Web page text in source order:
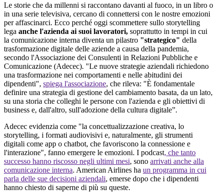
Le storie che da millenni si raccontano davanti al fuoco, in un libro o
in una serie televisiva, cercano di connettersi con le nostre emozioni
per affascinarci. Ecco perché oggi scommettere sullo storytelling
lega anche l'azienda ai suoi lavoratori, soprattutto in tempi in cui
la comunicazione interna diventa un pilastro "strategico" della
trasformazione digitale delle aziende a causa della pandemia,
secondo l'Associazione dei Consulenti in Relazioni Pubbliche e
Comunicazione (Adecec). "Le nuove strategie aziendali richiedono
una trasformazione nei comportamenti e nelle abitudini dei
dipendenti", spiega l'associazione, che rileva: "È fondamentale
definire una strategia di gestione del cambiamento basata, da un lato,
su una storia che colleghi le persone con l'azienda e gli obiettivi di
business e, dall'altro, sull'adozione della cultura digitale”.
Adecec evidenzia come "la concettualizzazione creativa, lo
storytelling, i formati audiovisivi e, naturalmente, gli strumenti
digitali come app o chatbot, che favoriscono la connessione e
l'interazione", fanno emergere le emozioni. I podcast, che tanto
successo hanno riscosso negli ultimi mesi, sono arrivati anche alla
comunicazione interna. American Airlines ha un programma in cui
parla delle sue decisioni aziendali, emerse dopo che i dipendenti
hanno chiesto di saperne di più su queste.